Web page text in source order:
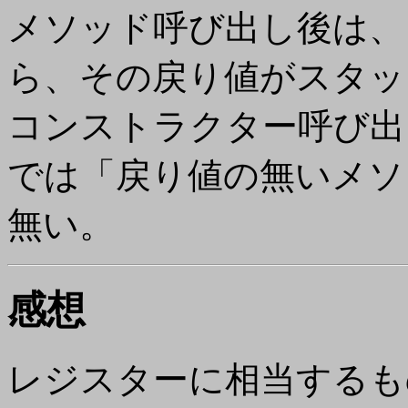
メソッド呼び出し後は
ら、その戻り値がスタ
コンストラクター呼び
では「戻り値の無いメ
無い。
感想
レジスターに相当する